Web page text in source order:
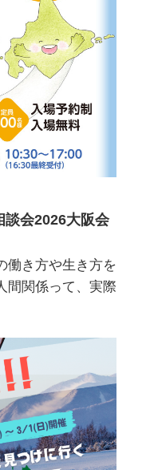
談会2026大阪会
働き方や生き方を
間関係って、実際